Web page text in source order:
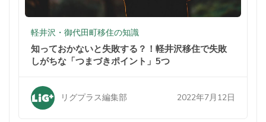
軽井沢・御代田町移住の知識
知っておかないと失敗する？！軽井沢移住で失敗
しがちな「つまづきポイント」5つ
リグプラス編集部 2022年7月12日